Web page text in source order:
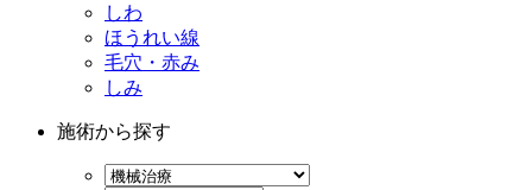
しわ
ほうれい線
毛穴・赤み
しみ
施術から探す